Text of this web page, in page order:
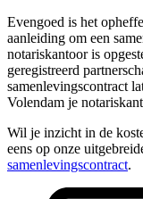
Evengoed is het
aanleiding om een
notariskantoor is
geregistreerd
samenlevingscontract
Volendam je
Wil je inzicht in de
eens op onze
samenlevingscontract.